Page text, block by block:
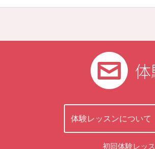
体験レッスンについて
初回体験レッ